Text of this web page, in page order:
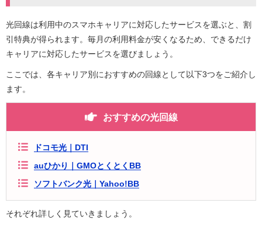
光回線は利用中のスマホキャリアに対応したサービスを選ぶと、割
引特典が得られます。毎月の利用料金が安くなるため、できるだけ
キャリアに対応したサービスを選びましょう。
ここでは、各キャリア別におすすめの回線として以下3つをご紹介し
ます。
おすすめの光回線
ドコモ光｜DTI
auひかり｜GMOとくとくBB
ソフトバンク光｜Yahoo!BB
それぞれ詳しく見ていきましょう。